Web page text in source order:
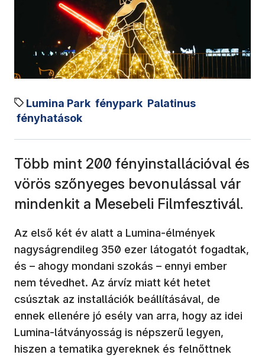
Lumina Park fénypark Palatinus
fényhatások
Több mint 200 fényinstallációval és
vörös szőnyeges bevonulással vár
mindenkit a Mesebeli Filmfesztivál.
Az első két év alatt a Lumina-élmények
nagyságrendileg 350 ezer látogatót fogadtak,
és – ahogy mondani szokás – ennyi ember
nem tévedhet. Az árvíz miatt két hetet
csúsztak az installációk beállításával, de
ennek ellenére jó esély van arra, hogy az idei
Lumina-látványosság is népszerű legyen,
hiszen a tematika gyereknek és felnőttnek